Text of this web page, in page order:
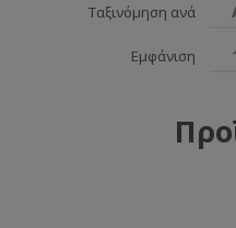
Ταξινόμηση ανά
Εμφάνιση